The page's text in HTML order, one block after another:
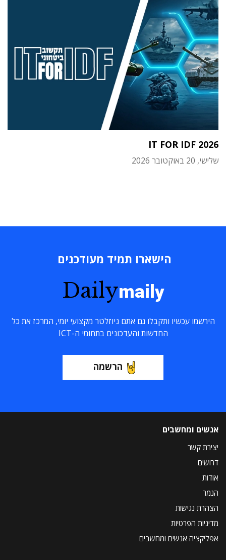
IT FOR IDF 2026
שלישי, 20 באוקטובר 2026
הישארו תמיד מעודכנים
Dailymaily
הירשמו עכשיו ותקבלו גם אתם ניוזלטר מקצועי יומי, המרכז את כל
החדשות והעדכונים בתחומי ה-ICT
הרשמה
אנשים ומחשבים
יצירת קשר
דרושים
אודות
הנמר
הצהרת נגישות
מדיניות הפרטיות
אפליקציה אנשים ומחשבים